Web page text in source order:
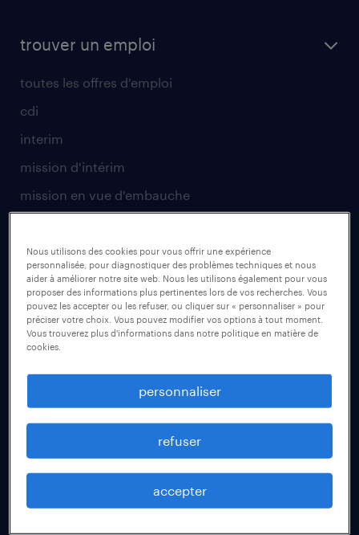
trouver un emploi
toutes les offres d'emploi
cdi
interim
mission d'intérim
mission en vue d'embauche
pour les talents
operational
professional
secteurs d’activités
fiches métiers
votre lettre de motivation
réussir son entretien d’embauche
tout savoir sur l'intérim
Nous utilisons des cookies pour vous offrir une expérience
personnalisée, pour diagnostiquer des problèmes techniques et nous
aider à améliorer notre site web. Nous les utilisons également pour vous
proposer des informations plus pertinentes lors de vos recherches. Vous
pouvez les accepter ou les refuser, ou cliquer sur « personnaliser » pour
préciser votre choix. Vous pouvez modifier vos options à tout moment.
Vous trouverez plus d'informations dans notre politique en matière de
cookies.
personnaliser
refuser
accepter